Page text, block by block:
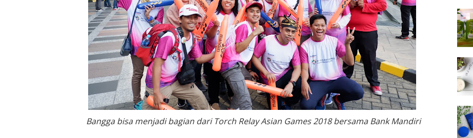
Bangga bisa menjadi bagian dari Torch Relay Asian Games 2018 bersama Bank Mandiri